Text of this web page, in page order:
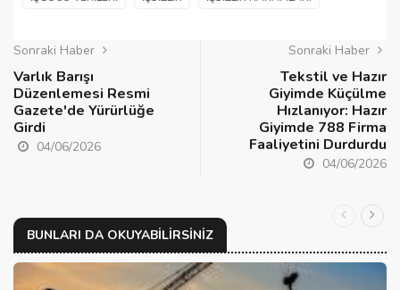
Sonraki Haber
Varlık Barışı
Düzenlemesi Resmi
Gazete'de Yürürlüğe
Girdi
04/06/2026
Sonraki Haber
Tekstil ve Hazır
Giyimde Küçülme
Hızlanıyor: Hazır
Giyimde 788 Firma
Faaliyetini Durdurdu
04/06/2026
BUNLARI DA OKUYABILIRSINIZ